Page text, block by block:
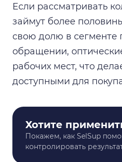
Если рассматривать
займут более
свою долю в сегменте
обращении,
рабочих мест, что
доступными для
Хотите
Покажем, как SelSup
контролировать